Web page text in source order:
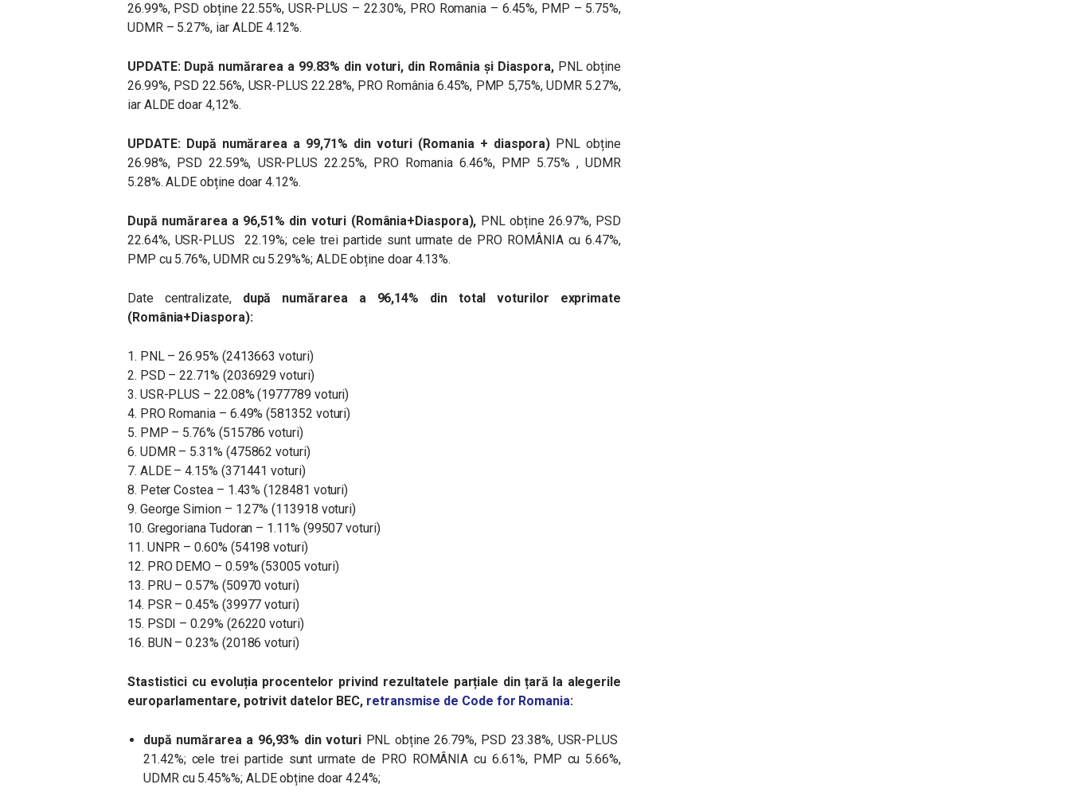
26.99%, PSD obține 22.55%, USR-PLUS – 22.30%, PRO Romania – 6.45%, PMP – 5.75%,
UDMR – 5.27%, iar ALDE 4.12%.
UPDATE: După numărarea a 99.83% din voturi, din România și Diaspora, PNL obține
26.99%, PSD 22.56%, USR-PLUS 22.28%, PRO România 6.45%, PMP 5,75%, UDMR 5.27%,
iar ALDE doar 4,12%.
UPDATE: După numărarea a 99,71% din voturi (Romania + diaspora) PNL obține
26.98%, PSD 22.59%, USR-PLUS 22.25%, PRO Romania 6.46%, PMP 5.75% , UDMR
5.28%. ALDE obține doar 4.12%.
După numărarea a 96,51% din voturi (România+Diaspora), PNL obține26.97%, PSD
22.64%, USR-PLUS22.19%; cele trei partide sunt urmate de PRO ROMÂNIA cu 6.47%,
PMP cu 5.76%, UDMR cu 5.29%%; ALDE obține doar 4.13%.
Date centralizate, după numărarea a 96,14% din total voturilor exprimate
(România+Diaspora):
1. PNL – 26.95% (2413663 voturi)
2. PSD – 22.71% (2036929 voturi)
3. USR-PLUS – 22.08% (1977789 voturi)
4. PRO Romania – 6.49% (581352 voturi)
5. PMP – 5.76% (515786 voturi)
6. UDMR – 5.31% (475862 voturi)
7. ALDE – 4.15% (371441 voturi)
8. Peter Costea – 1.43% (128481 voturi)
9. George Simion – 1.27% (113918 voturi)
10. Gregoriana Tudoran – 1.11% (99507 voturi)
11. UNPR – 0.60% (54198 voturi)
12. PRO DEMO – 0.59% (53005 voturi)
13. PRU – 0.57% (50970 voturi)
14. PSR – 0.45% (39977 voturi)
15. PSDI – 0.29% (26220 voturi)
16. BUN – 0.23% (20186 voturi)
Stastistici cu evoluția procentelor privind rezultatele parțiale din țară la alegerile
europarlamentare, potrivit datelor BEC, retransmise de Code for Romania:
după numărarea a 96,93% din voturi PNL obține26.79%, PSD 23.38%, USR-PLUS
21.42%; cele trei partide sunt urmate de PRO ROMÂNIA cu 6.61%, PMP cu 5.66%,
UDMR cu 5.45%%; ALDE obține doar 4.24%;